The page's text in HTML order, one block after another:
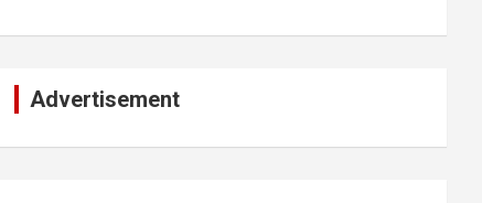
Advertisement